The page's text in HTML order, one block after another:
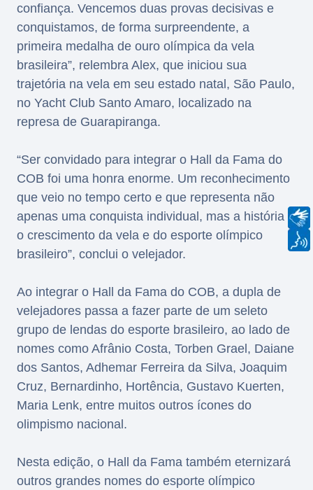
confiança. Vencemos duas provas decisivas e
conquistamos, de forma surpreendente, a
primeira medalha de ouro olímpica da vela
brasileira”, relembra Alex, que iniciou sua
trajetória na vela em seu estado natal, São Paulo,
no Yacht Club Santo Amaro, localizado na
represa de Guarapiranga.
“Ser convidado para integrar o Hall da Fama do
COB foi uma honra enorme. Um reconhecimento
que veio no tempo certo e que representa não
apenas uma conquista individual, mas a história e
o crescimento da vela e do esporte olímpico
brasileiro”, conclui o velejador.
Ao integrar o Hall da Fama do COB, a dupla de
velejadores passa a fazer parte de um seleto
grupo de lendas do esporte brasileiro, ao lado de
nomes como Afrânio Costa, Torben Grael, Daiane
dos Santos, Adhemar Ferreira da Silva, Joaquim
Cruz, Bernardinho, Hortência, Gustavo Kuerten,
Maria Lenk, entre muitos outros ícones do
olimpismo nacional.
Nesta edição, o Hall da Fama também eternizará
outros grandes nomes do esporte olímpico